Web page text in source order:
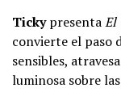
TickypresentaEl
convierte el paso
sensibles,
luminosa sobre